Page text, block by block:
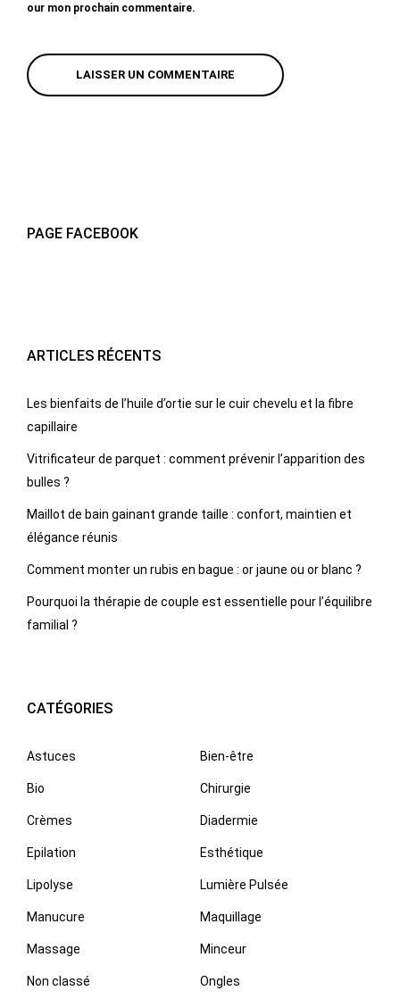
our mon prochain commentaire.
PAGE FACEBOOK
ARTICLES RÉCENTS
Les bienfaits de l’huile d’ortie sur le cuir chevelu et la fibre
capillaire
Vitrificateur de parquet : comment prévenir l’apparition des
bulles ?
Maillot de bain gainant grande taille : confort, maintien et
élégance réunis
Comment monter un rubis en bague : or jaune ou or blanc ?
Pourquoi la thérapie de couple est essentielle pour l’équilibre
familial ?
CATÉGORIES
Astuces Bien-être
Bio Chirurgie
Crèmes Diadermie
Epilation Esthétique
Lipolyse Lumière Pulsée
Manucure Maquillage
Massage Minceur
Non classé Ongles